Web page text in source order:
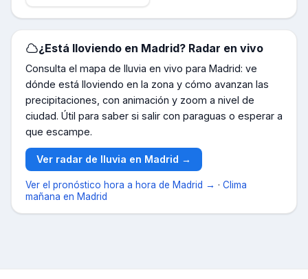
¿Está lloviendo en Madrid? Radar en vivo
Consulta el mapa de lluvia en vivo para Madrid: ve
dónde está lloviendo en la zona y cómo avanzan las
precipitaciones, con animación y zoom a nivel de
ciudad. Útil para saber si salir con paraguas o esperar a
que escampe.
Ver radar de lluvia en Madrid →
Ver el pronóstico hora a hora de Madrid → · Clima
mañana en Madrid